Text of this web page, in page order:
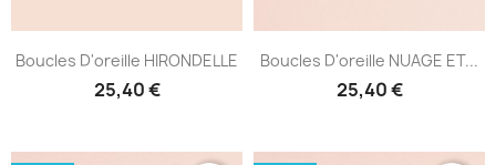
Boucles D'oreille HIRONDELLE
25,40 €
Boucles D'oreille NUAGE ET...
25,40 €